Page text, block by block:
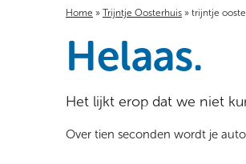
Home » Trijntje Oosterhuis » trijntje
Helaas.
Het lijkt erop dat we niet
Over tien seconden wordt je